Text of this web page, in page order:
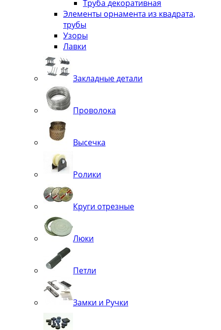
Труба декоративная
Элементы орнамента из квадрата,
трубы
Узоры
Лавки
Закладные детали
Проволока
Высечка
Ролики
Круги отрезные
Люки
Петли
Замки и Ручки